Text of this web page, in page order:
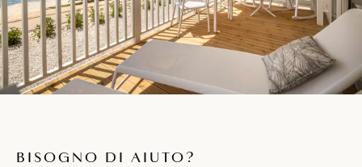
BISOGNO DI AIUTO?